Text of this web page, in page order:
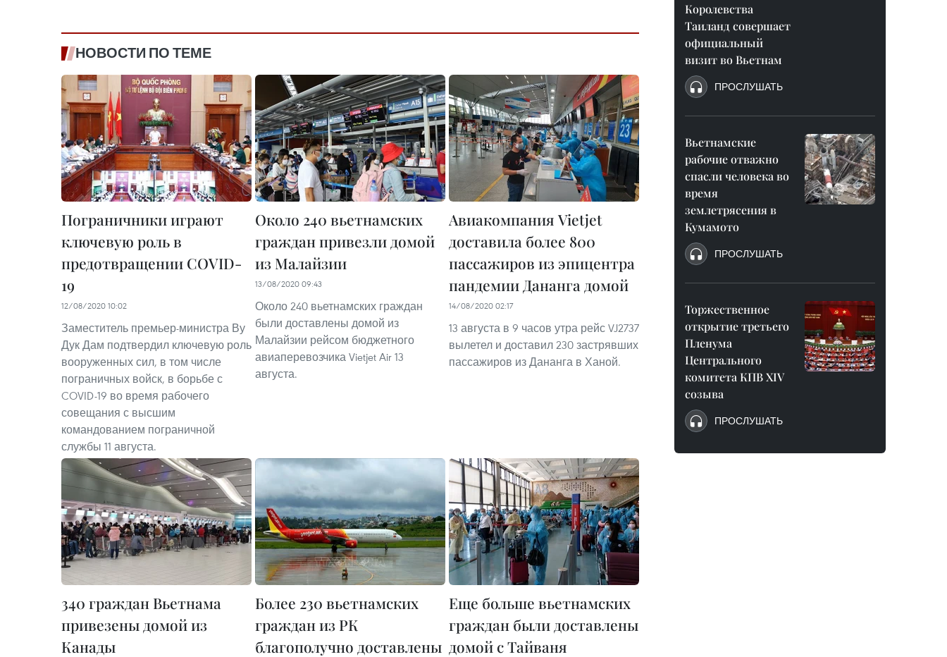
НОВОСТИ ПО ТЕМЕ
Пограничники играют
ключевую роль в
предотвращении COVID-
19
12/08/2020 10:02
Заместитель премьер-министра Ву
Дук Дам подтвердил ключевую роль
вооруженных сил, в том числе
пограничных войск, в борьбе с
COVID-19 во время рабочего
совещания с высшим
командованием пограничной
службы 11 августа.
Около 240 вьетнамских
граждан привезли домой
из Малайзии
13/08/2020 09:43
Около 240 вьетнамских граждан
были доставлены домой из
Малайзии рейсом бюджетного
авиаперевозчика Vietjet Air 13
августа.
Авиакомпания Vietjet
доставила более 800
пассажиров из эпицентра
пандемии Дананга домой
14/08/2020 02:17
13 августа в 9 часов утра рейс VJ2737
вылетел и доставил 230 застрявших
пассажиров из Дананга в Ханой.
340 граждан Вьетнама
привезены домой из
Канады
Более 230 вьетнамских
граждан из РК
благополучно доставлены
Еще больше вьетнамских
граждан были доставлены
домой с Тайваня
Королевства
Таиланд совершает
официальный
визит во Вьетнам
ПРОСЛУШАТЬ
Вьетнамские
рабочие отважно
спасли человека во
время
землетрясения в
Кумамото
ПРОСЛУШАТЬ
Торжественное
открытие третьего
Пленума
Центрального
комитета КПВ XIV
созыва
ПРОСЛУШАТЬ